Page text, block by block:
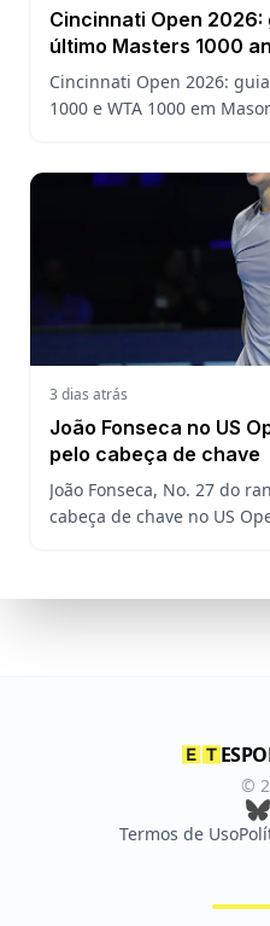
Cincinnati Open 2026:
último Masters 1000
Cincinnati Open 2026:
1000 e WTA 1000 em
3 dias atrás
João Fonseca no US
pelo cabeça de chave
João Fonseca, No. 27 do
cabeça de chave no US
©
Termos de Uso